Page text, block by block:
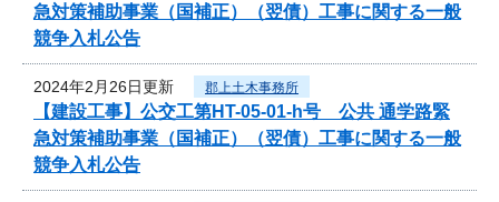
急対策補助事業（国補正）（翌債）工事に関する一般
競争入札公告
2024年2月26日更新 郡上土木事務所
【建設工事】公交工第HT-05-01-h号 公共 通学路緊
急対策補助事業（国補正）（翌債）工事に関する一般
競争入札公告